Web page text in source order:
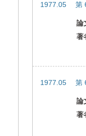
1977.05 第
論
著
1977.05 第
論
著